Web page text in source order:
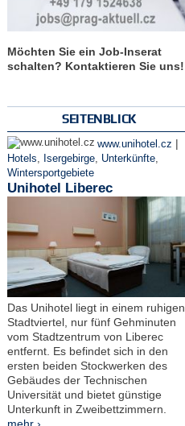
Möchten Sie ein Job-Inserat
schalten? Kontaktieren Sie uns!
SEITENBLICK
www.unihotel.cz |
Hotels Isergebirge, Unterkünfte,
Wintersportgebiete
Unihotel Liberec
Das Unihotel liegt in einem ruhigen
Stadtviertel, nur fünf Gehminuten
vom Stadtzentrum von Liberec
entfernt. Es befindet sich in den
ersten beiden Stockwerken des
Gebäudes der Technischen
Universität und bietet günstige
Unterkunft in Zweibettzimmern.